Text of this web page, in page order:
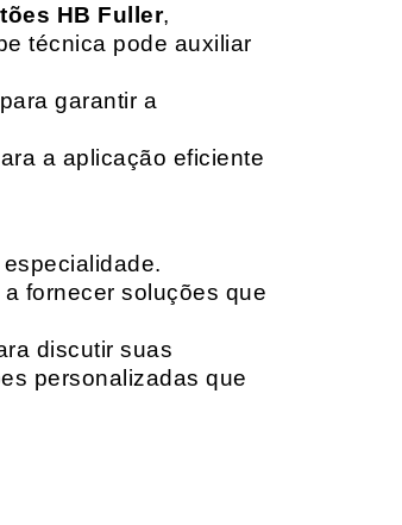
HB Fuller,
técnica pode auxiliar
garantir a
a aplicação eficiente
fornecer soluções que
discutir suas
personalizadas que